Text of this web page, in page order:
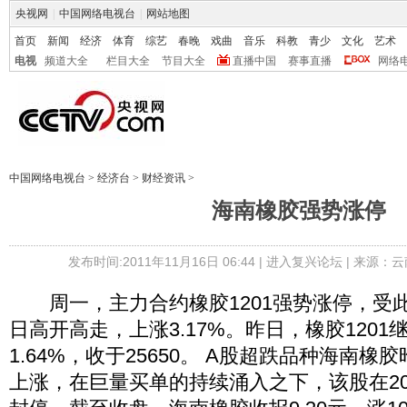
央视网 中国网络电视台 网站地图
首页 新闻 经济 体育 综艺 春晚 戏曲 音乐 科教 青少 文化
艺术
电视
频道大全 栏目大全 节目大全 直播中国 赛事直播 网络
中国网络电视台 > 经济台 > 财经资讯 >
海南橡胶强势涨停
发布时间:2011年11月16日 06:44 | 进入复兴论坛| 来源：
周一，主力合约橡胶1201强势涨停，受
日高开高走，上涨3.17%。昨日，橡胶1201
1.64%，收于25650。 A股超跌品种海南橡
上涨，在巨量买单的持续涌入之下，该股在